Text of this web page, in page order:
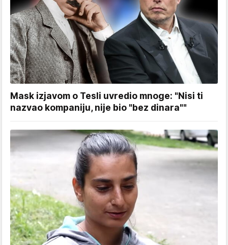
Mask izjavom o Tesli uvredio mnoge: "Nisi ti
nazvao kompaniju, nije bio "bez dinara""